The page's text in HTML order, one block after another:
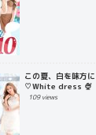
この夏、白を味方に
♡White dress 🍨
109 views